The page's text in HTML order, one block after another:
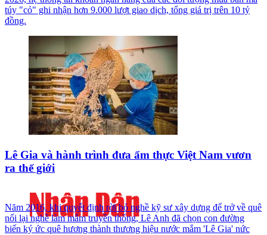
túy "cỏ" ghi nhận hơn 9.000 lượt giao dịch, tổng giá trị trên 10 tỷ
đồng.
Lê Gia và hành trình đưa ẩm thực Việt Nam vươn
ra thế giới
Năm 2016, khi quyết định rời bỏ nghề kỹ sư xây dựng để trở về quê
nối lại nghề làm mắm truyền thống, Lê Anh đã chọn con đường
biến ký ức quê hương thành thương hiệu nước mắm 'Lê Gia' nức